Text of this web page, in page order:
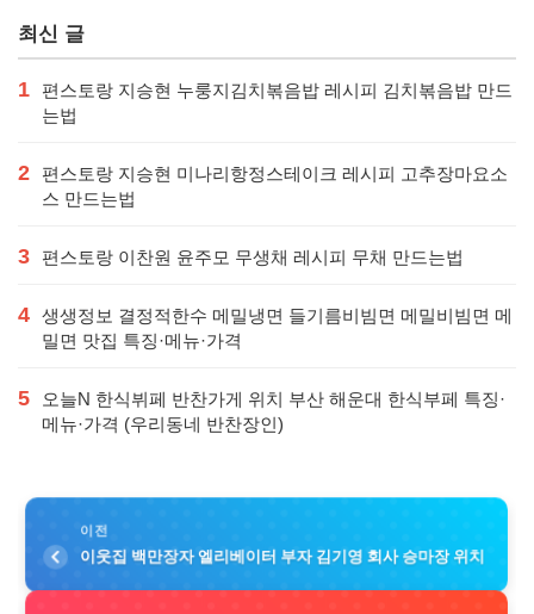
최신 글
1
편스토랑 지승현 누룽지김치볶음밥 레시피 김치볶음밥 만드
는법
2
편스토랑 지승현 미나리항정스테이크 레시피 고추장마요소
스 만드는법
3 편스토랑 이찬원 윤주모 무생채 레시피 무채 만드는법
4 생생정보 결정적한수 메밀냉면 들기름비빔면 메밀비빔면 메
밀면 맛집 특징·메뉴·가격
5
오늘N 한식뷔페 반찬가게 위치 부산 해운대 한식부페 특징·
메뉴·가격 (우리동네 반찬장인)
이전
이웃집 백만장자 엘리베이터 부자 김기영 회사 승마장 위치